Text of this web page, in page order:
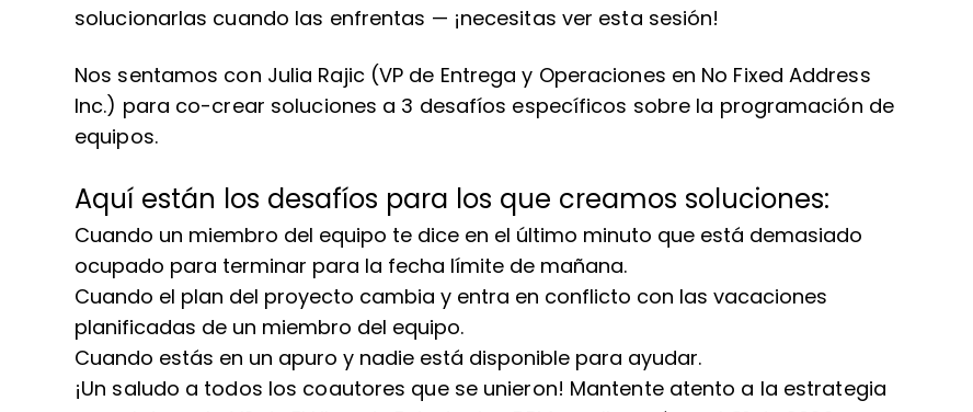
solucionarlas cuando las enfrentas — ¡necesitas ver esta sesión!
Nos sentamos con Julia Rajic (VP de Entrega y Operaciones en No Fixed Address
Inc.) para co-crear soluciones a 3 desafíos específicos sobre la programación de
equipos.
Aquí están los desafíos para los que creamos soluciones:
Cuando un miembro del equipo te dice en el último minuto que está demasiado
ocupado para terminar para la fecha límite de mañana.
Cuando el plan del proyecto cambia y entra en conflicto con las vacaciones
planificadas de un miembro del equipo.
Cuando estás en un apuro y nadie está disponible para ayudar.
¡Un saludo a todos los coautores que se unieron! Mantente atento a la estrategia